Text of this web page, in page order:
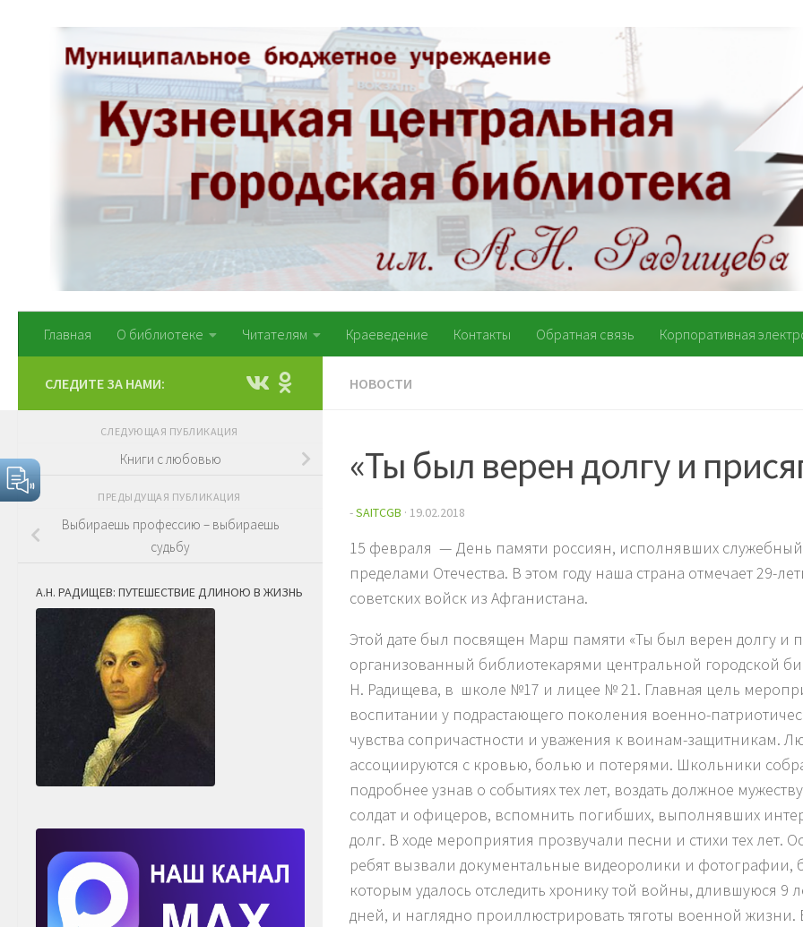
Перейти к содержимому
Главная О библиотеке Читателям Краеведение Контакты Обратная связь Корпоративная
НОВОСТИ
«Ты был верен долгу и
-SAITCGB · 19.02.2018
15 февраля — День памяти россиян, исполнявших служебный
пределами Отечества. В этом году наша страна отмечает 29-
советских войск из Афганистана.
Этой дате был посвящен Марш памяти «Ты был верен долгу и
организованный библиотекарями центральной городской
Н. Радищева, в школе №17 и лицее № 21. Главная цель
воспитании у подрастающего поколения военно-
чувства сопричастности и уважения к воинам-защитникам.
ассоциируются с кровью, болью и потерями. Школьники
подробнее узнав о событиях тех лет, воздать должное
солдат и офицеров, вспомнить погибших, выполнявших
долг. В ходе мероприятия прозвучали песни и стихи тех лет.
ребят вызвали документальные видеоролики и фотографии,
которым удалось отследить хронику той войны, длившуюся 9
дней, и наглядно проиллюстрировать тяготы военной
СЛЕДИТЕ ЗА НАМИ:
СЛЕДУЮЩАЯ ПУБЛИКАЦИЯ
Книги с любовью
ПРЕДЫДУЩАЯ ПУБЛИКАЦИЯ
Выбираешь профессию – выбираешь
судьбу
А.Н. РАДИЩЕВ: ПУТЕШЕСТВИЕ ДЛИНОЮ В ЖИЗНЬ